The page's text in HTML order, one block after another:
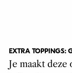
EXTRA TOPPINGS:
Je maakt